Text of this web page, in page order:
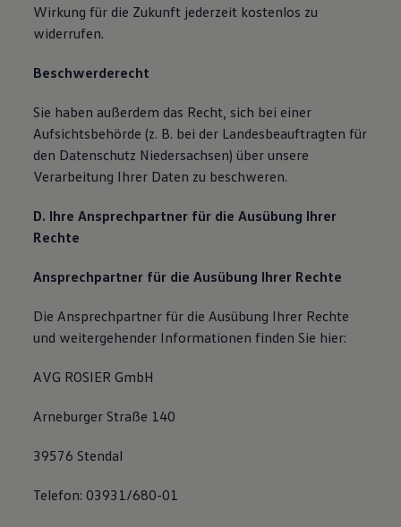
Wirkung für die Zukunft jederzeit kostenlos zu
widerrufen.
Beschwerderecht
Sie haben außerdem das Recht, sich bei einer
Aufsichtsbehörde (z. B. bei der Landesbeauftragten für
den Datenschutz Niedersachsen) über unsere
Verarbeitung Ihrer Daten zu beschweren.
D. Ihre Ansprechpartner für die Ausübung Ihrer
Rechte
Ansprechpartner für die Ausübung Ihrer Rechte
Die Ansprechpartner für die Ausübung Ihrer Rechte
und weitergehender Informationen finden Sie hier:
AVG ROSIER GmbH
Arneburger Straße 140
39576 Stendal
Telefon: 03931/680-01